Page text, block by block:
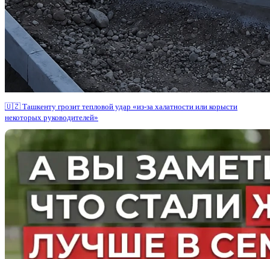
🇺🇿 Ташкенту грозит тепловой удар «из-за халатности или корысти
некоторых руководителей»